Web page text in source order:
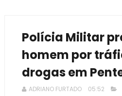
Polícia Militar
homem por
drogas em
ADRIANO FURTADO 05:52